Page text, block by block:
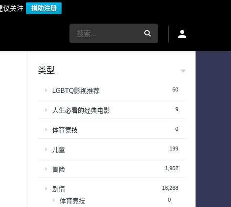
议关注 捐助注册
类型
LGBTQ影视推荐 50
人生必看的经典电影 9
体育竞技 0
儿童 199
冒险 1,952
剧情 16,268
体育竞技 0